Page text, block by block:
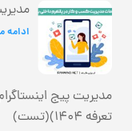
ادامه
مدیریت پیج
تعرفه 1404)(تست)